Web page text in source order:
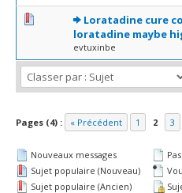
Loratadine cure
loratadine maybe
evtuxinbe
0 Votes - 0 sur 5 en
123 45
Pages (4) : « Précédent 1 2 3
Nouveaux messages
Sujet populaire (Nouveau)
Sujet populaire (Ancien)